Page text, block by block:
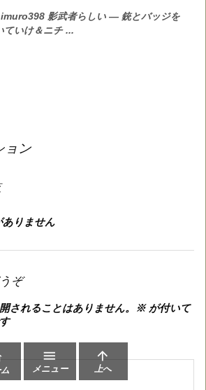
影武者らしい — 銃とバッジを
ていけ＆ニチ ...
ョン
ありません
ぞ
されることはありません。 ※が付いて

メニュー

上へ